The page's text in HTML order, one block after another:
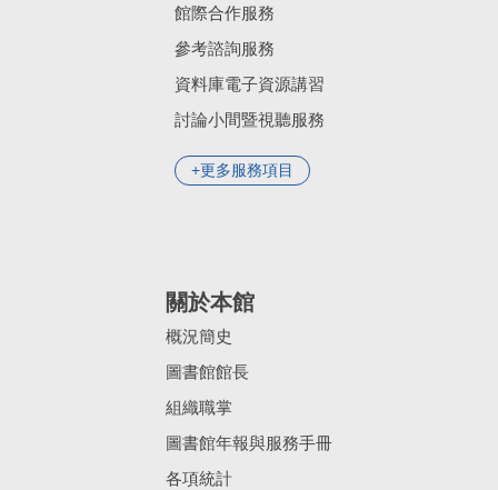
館際合作服務
參考諮詢服務
資料庫電子資源講習
討論小間暨視聽服務
更多服務項目
關於本館
概況簡史
圖書館館長
組織職掌
圖書館年報與服務手冊
各項統計